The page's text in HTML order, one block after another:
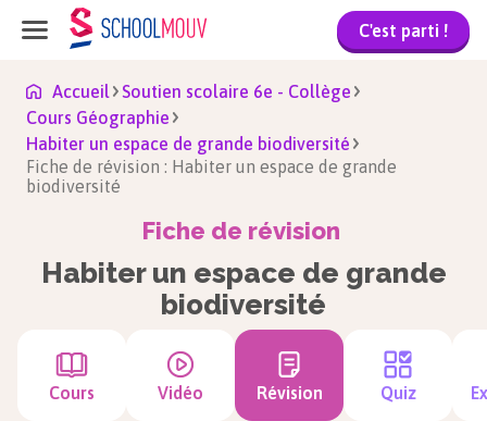
C'est parti !
Accueil
Soutien scolaire 6e - Collège
Cours Géographie
Habiter un espace de grande biodiversité
Fiche de révision : Habiter un espace de grande
biodiversité
Fiche de révision
Habiter un espace de grande
biodiversité
Cours Vidéo Révision Quiz